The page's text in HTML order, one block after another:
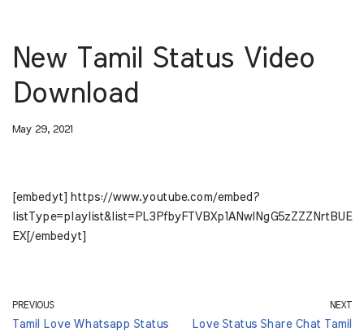
New Tamil Status Video
Download
May 29, 2021
[embedyt] https://www.youtube.com/embed?
listType=playlist&list=PL3PfbyFTVBXp1ANwINgG5zZZZNrtBUE
EX[/embedyt]
PREVIOUS
Tamil Love Whatsapp Status
NEXT
Love Status Share Chat Tamil